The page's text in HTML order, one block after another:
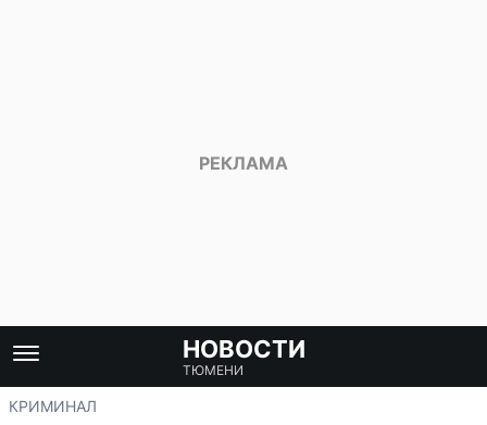
НОВОСТИ
ТЮМЕНИ
КРИМИНАЛ